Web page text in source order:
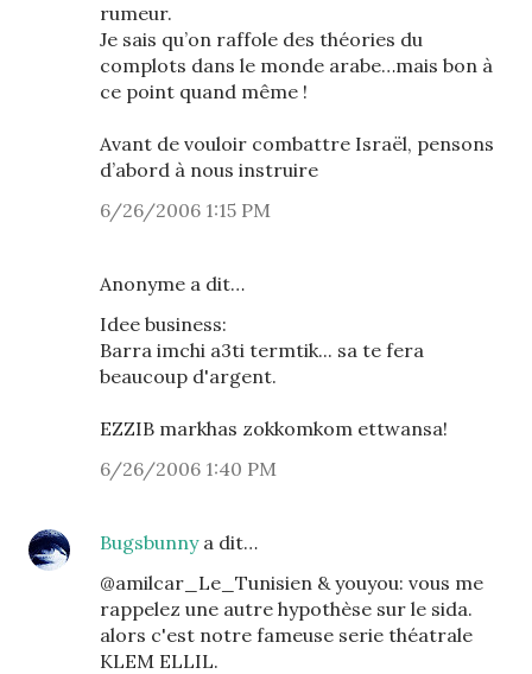
rumeur.
Je sais qu’on raffole des théories du
complots dans le monde arabe…mais bon à
ce point quand même !
Avant de vouloir combattre Israël, pensons
d’abord à nous instruire
6/26/2006 1:15 PM
Anonyme a dit…
Idee business:
Barra imchi a3ti termtik... sa te fera
beaucoup d'argent.
EZZIB markhas zokkomkom ettwansa!
6/26/2006 1:40 PM
Bugsbunnya dit…
@amilcar_Le_Tunisien & youyou: vous me
rappelez une autre hypothèse sur le sida.
alors c'est notre fameuse serie théatrale
KLEM ELLIL.